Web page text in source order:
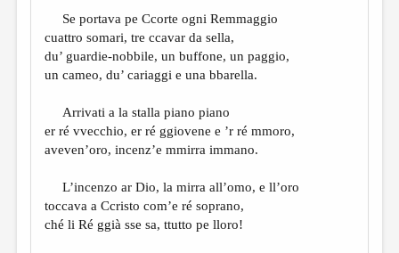
Se portava pe Ccorte ogni Remmaggio
cuattro somari, tre ccavar da sella,
du’ guardie-nobbile, un buffone, un paggio,
un cameo, du’ cariaggi e una bbarella.
Arrivati a la stalla piano piano
er ré vvecchio, er ré ggiovene e ’r ré mmoro,
aveven’oro, incenz’e mmirra immano.
L’incenzo ar Dio, la mirra all’omo, e ll’oro
toccava a Ccristo com’e ré soprano,
ché li Ré ggià sse sa, ttutto pe lloro!